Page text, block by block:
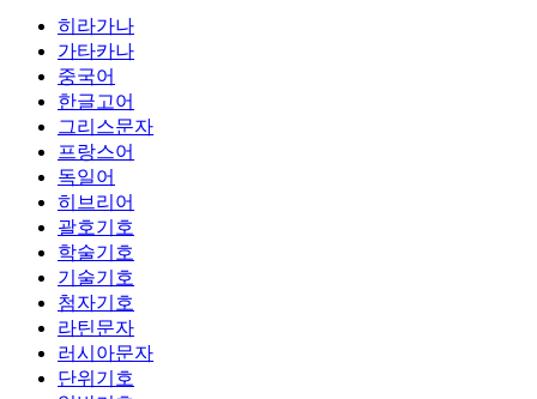
히라가나
가타카나
중국어
한글고어
그리스문자
프랑스어
독일어
히브리어
괄호기호
학술기호
기술기호
첨자기호
라틴문자
러시아문자
단위기호